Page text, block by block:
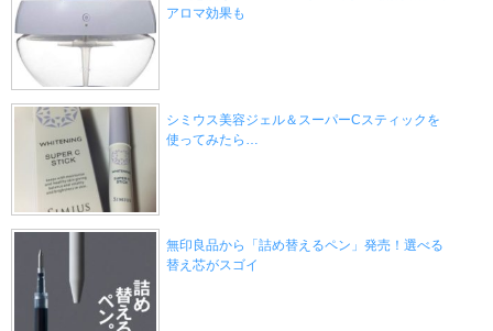
アロマ効果も
シミウス美容ジェル＆スーパーCスティックを
使ってみたら…
無印良品から「詰め替えるペン」発売！選べる
替え芯がスゴイ